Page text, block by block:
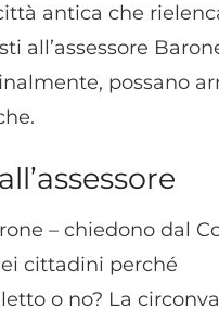
antica che
all’assessore
possano
– chiedono dal
cittadini perché
o no? La